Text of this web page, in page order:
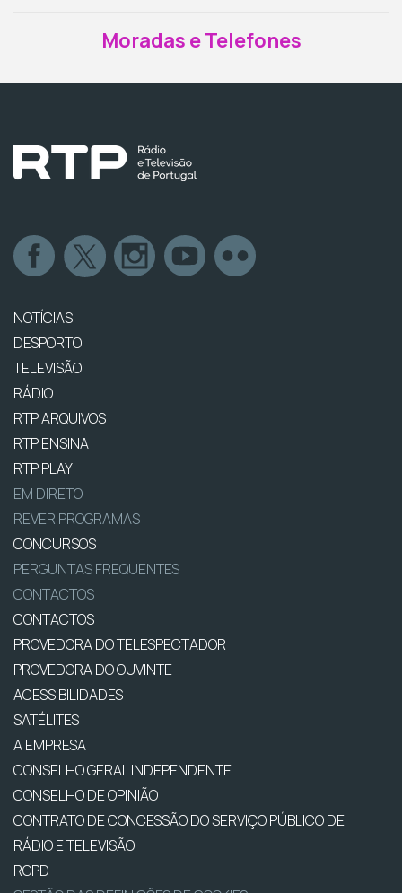
Moradas e Telefones
NOTÍCIAS
DESPORTO
TELEVISÃO
RÁDIO
RTP ARQUIVOS
RTP ENSINA
RTP PLAY
EM DIRETO
REVER PROGRAMAS
CONCURSOS
PERGUNTAS FREQUENTES
CONTACTOS
CONTACTOS
PROVEDORA DO TELESPECTADOR
PROVEDORA DO OUVINTE
ACESSIBILIDADES
SATÉLITES
A EMPRESA
CONSELHO GERAL INDEPENDENTE
CONSELHO DE OPINIÃO
CONTRATO DE CONCESSÃO DO SERVIÇO PÚBLICO DE
RÁDIO E TELEVISÃO
RGPD